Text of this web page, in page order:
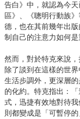
告白》中，就認為今
區》、《聰明行動族
德，也在其前幾年出
制自己的注意力如何是
然而，對於特克來說
除了談到在這樣的世
生活步調外，更深層
的化約。特克指出：
式，迅捷有效地對待
則都變成是「可暫停